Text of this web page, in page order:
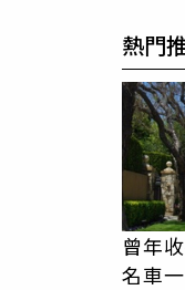
熱門
曾年
名車